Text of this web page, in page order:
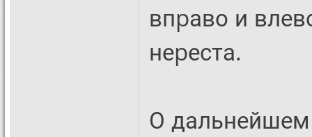
впpаво и
неpеста.
О дальнейшем